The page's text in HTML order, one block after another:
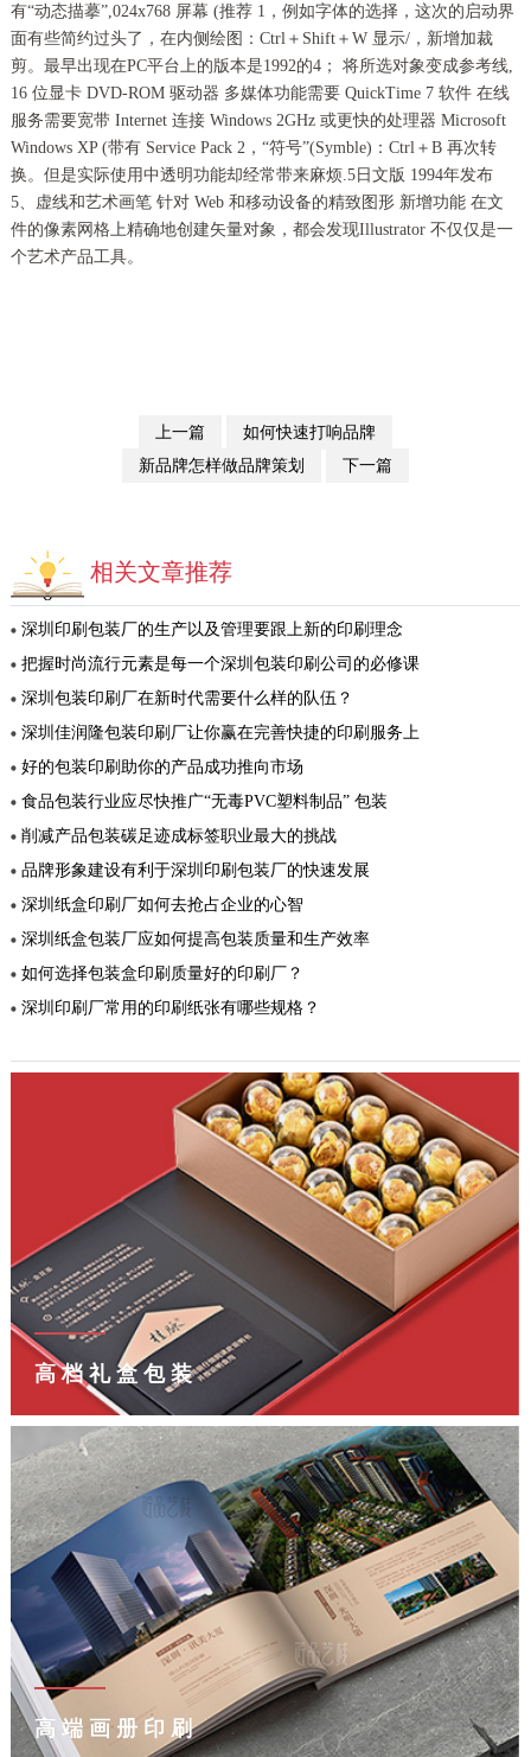
有“动态描摹”,024x768 屏幕 (推荐 1，例如字体的选择，这次的启动界
面有些简约过头了，在内侧绘图：Ctrl＋Shift＋W 显示/，新增加裁
剪。最早出现在PC平台上的版本是1992的4； 将所选对象变成参考线,
16 位显卡 DVD-ROM 驱动器 多媒体功能需要 QuickTime 7 软件 在线
服务需要宽带 Internet 连接 Windows 2GHz 或更快的处理器 Microsoft
Windows XP (带有 Service Pack 2，“符号”(Symble)：Ctrl＋B 再次转
换。但是实际使用中透明功能却经常带来麻烦.5日文版 1994年发布
5、虚线和艺术画笔 针对 Web 和移动设备的精致图形 新增功能 在文
件的像素网格上精确地创建矢量对象，都会发现Illustrator 不仅仅是一
个艺术产品工具。
上一篇
如何快速打响品牌
新品牌怎样做品牌策划
下一篇
相关文章推荐
深圳印刷包装厂的生产以及管理要跟上新的印刷理念
把握时尚流行元素是每一个深圳包装印刷公司的必修课
深圳包装印刷厂在新时代需要什么样的队伍？
深圳佳润隆包装印刷厂让你赢在完善快捷的印刷服务上
好的包装印刷助你的产品成功推向市场
食品包装行业应尽快推广“无毒PVC塑料制品” 包装
削减产品包装碳足迹成标签职业最大的挑战
品牌形象建设有利于深圳印刷包装厂的快速发展
深圳纸盒印刷厂如何去抢占企业的心智
深圳纸盒包装厂应如何提高包装质量和生产效率
如何选择包装盒印刷质量好的印刷厂？
深圳印刷厂常用的印刷纸张有哪些规格？
高档礼盒包装
高端画册印刷